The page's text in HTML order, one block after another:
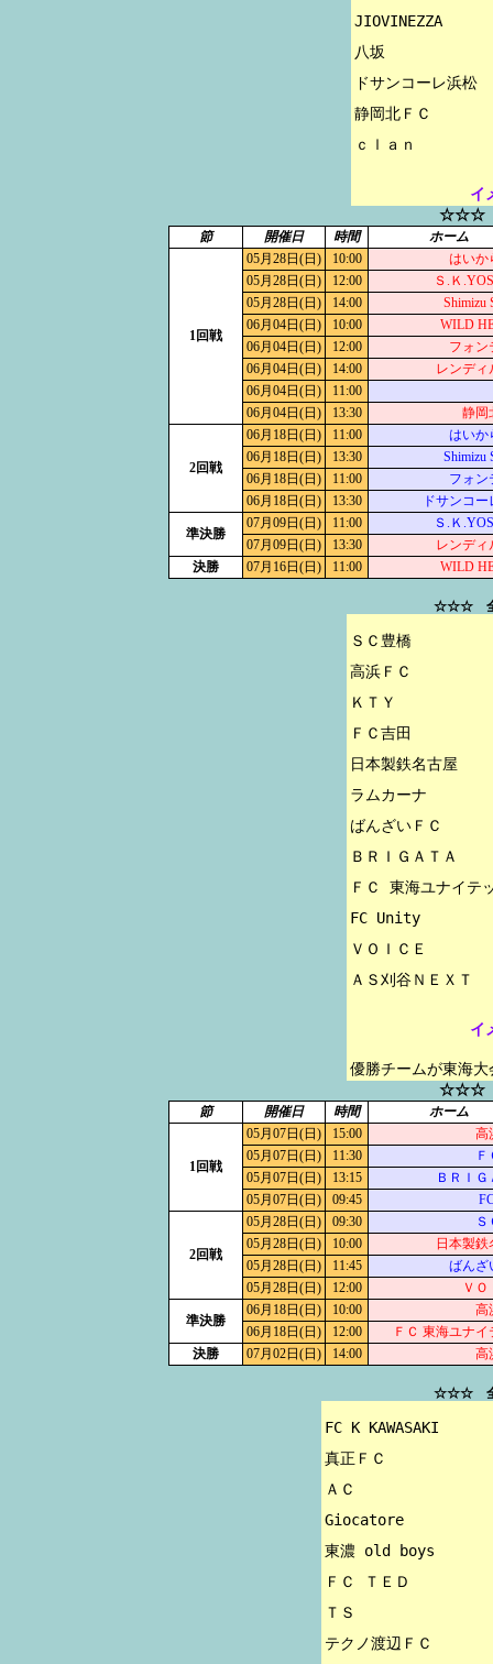
JIOVINEZZA
八坂
ドサンコーレ浜松
静岡北ＦＣ
イ
☆☆☆
節 開催日 時間 ホーム
1回戦
05月28日(日) 10:00
はいか
05月28日(日)
12:00
Ｓ.Ｋ
05月28日(日)
14:00
Shimizu
06月04日(日)
10:00
WILD
06月04日(日)
12:00
フォン
06月04日(日)
14:00
レンディ
06月04日(日)
11:00
06月04日(日)
13:30 静岡
2回戦
06月18日(日) 11:00
はいか
06月18日(日)
13:30
Shimizu
06月18日(日)
11:00
フォン
06月18日(日)
13:30 ドサンコ
準決勝
07月09日(日) 11:00
Ｓ.Ｋ
07月09日(日)
13:30
レンディ
決勝
07月16日(日) 11:00 WILD
☆☆☆ 全
ＳＣ豊橋
高浜ＦＣ
ＫＴＹ
ＦＣ吉田
日本製鉄名古屋
ラムカーナ
ばんざいＦＣ
ＢＲＩＧＡＴＡ
ＦＣ 東海ユナイテ
FC Unity
ＶＯＩＣＥ
イ
優勝チームが東海大
☆☆☆
節 開催日 時間 ホーム
1回戦
05月07日(日) 15:00
高
05月07日(日)
11:30
05月07日(日)
13:15
ＢＲＩＧ
05月07日(日)
09:45
2回戦
05月28日(日) 09:30
05月28日(日)
10:00
日本製鉄
05月28日(日)
11:45
ばんざ
05月28日(日)
12:00 Ｖ
準決勝
06月18日(日) 10:00
高
06月18日(日)
12:00
ＦＣ 東海ユナイ
決勝
07月02日(日) 14:00 高
☆☆☆ 全
FC K KAWASAKI
真正ＦＣ
ＡＣ
Giocatore
東濃 old boys
ＦＣ ＴＥＤ
ＴＳ
テクノ渡辺ＦＣ